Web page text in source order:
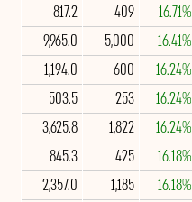
16.71%
409
817.2
16.41%
5,000
9,965.0
16.24%
600
1,194.0
16.24%
253
503.5
16.24%
1,822
3,625.8
16.18%
425
845.3
16.18%
1,185
2,357.0